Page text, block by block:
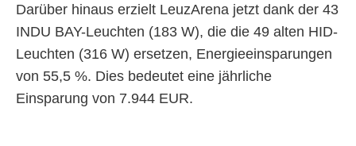
Darüber hinaus erzielt LeuzArena jetzt dank der 43
INDU BAY-Leuchten (183 W), die die 49 alten HID-
Leuchten (316 W) ersetzen, Energieeinsparungen
von 55,5 %. Dies bedeutet eine jährliche
Einsparung von 7.944 EUR.